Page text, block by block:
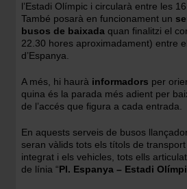
l’Estadi Olímpic i circularà entre les
També posarà en funcionament un
busos de baixada quan finalitzi el
22.30 hores aproximadament) entre
d’Espanya.
A més, hi haurà informadors per
quina és la parada més adient per
de l’accés que figura a cada entrada.
En aquests serveis de busos
seran vàlids tots els títols de
integrat i els vehicles, tots ells
de línia “Pl. Espanya – Estadi